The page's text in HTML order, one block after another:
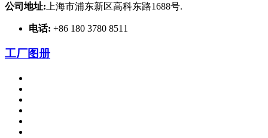
公司地址: 上海市浦东新区高科东路1688号.
电话: +86 180 3780 8511
工厂图册